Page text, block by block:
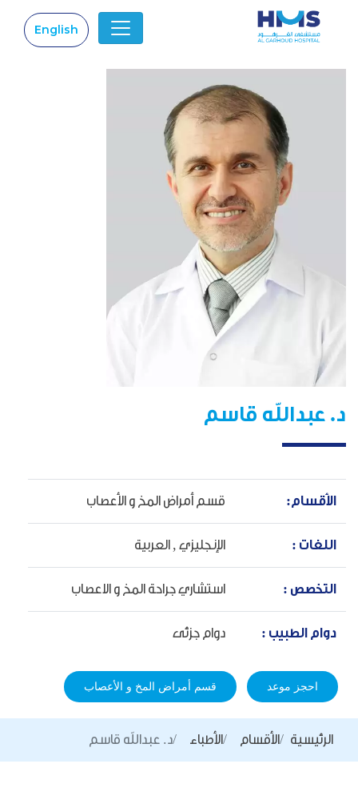
English
د. عبدالله قاسم
الأقسام: قسم أمراض المخ و الأعصاب
اللغات : الإنجليزي , العربية
التخصص : استشاري جراحة المخ و الاعصاب
دوام الطبيب : دوام جزئى
احجز موعد قسم أمراض المخ و الأعصاب
الرئيسية الأقسام الأطباء د. عبدالله قاسم